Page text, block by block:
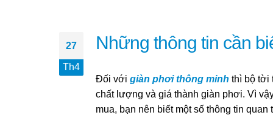
27
Th4
Những thông tin cần
Đối với giàn phơi thông minh thì bộ tời
chất lượng và giá thành giàn phơi. Vì
mua, bạn nên biết một số thông tin